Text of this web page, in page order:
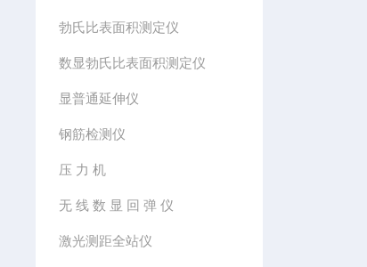
勃氏比表面积测定仪
数显勃氏比表面积测定仪
显普通延伸仪
钢筋检测仪
压 力 机
无 线 数 显 回 弹 仪
激光测距全站仪